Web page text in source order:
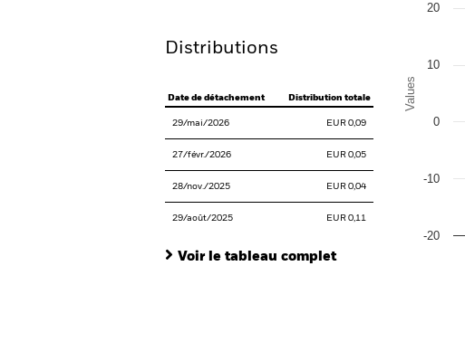
Distributions
Date de détachement Distribution totale
29/mai/2026 EUR 0,09
27/févr./2026 EUR 0,05
28/nov./2025 EUR 0,04
29/août/2025 EUR 0,11
Voir le tableau complet
Values
-20
-10
0
10
20